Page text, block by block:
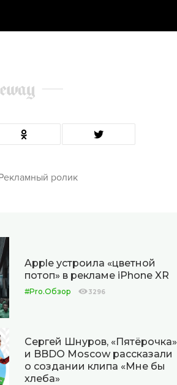
ролик
Apple устроила «цветной
потоп» в рекламе iPhone XR
#Pro.Обзор 3296
Сергей Шнуров, «Пятёрочка»
и BBDO Moscow рассказали
о создании клипа «Мне бы
хлеба»